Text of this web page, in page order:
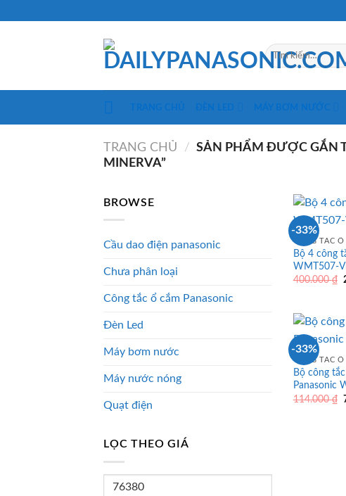
Tìm
kiếm:
TRANG CHỦ ĐÈN LED MÁY BƠM NƯỚC
TRANG CHỦ / SẢN PHẨM ĐƯỢC GẮN
MINERVA”
BROWSE
Cầu dao điện panasonic
Chưa phân loại
Công tắc ổ cắm Panasonic
Đèn Led
Máy bơm nước
Máy nước nóng
Quạt điện
LỌC THEO GIÁ
Giá
-33%
CÔNG TẮC
Bộ 4 công
WMT507-
400.000₫
-33%
CÔNG TẮC
Bộ công
Panasonic
114.000₫